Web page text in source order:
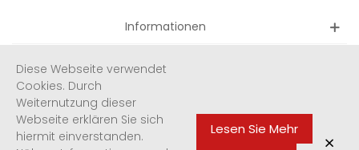
Informationen
Quicklinks
Newsletter
Diese Webseite verwendet
Cookies. Durch
Weiternutzung dieser
Webseite erklären Sie sich
hiermit einverstanden.
Lesen Sie Mehr
×